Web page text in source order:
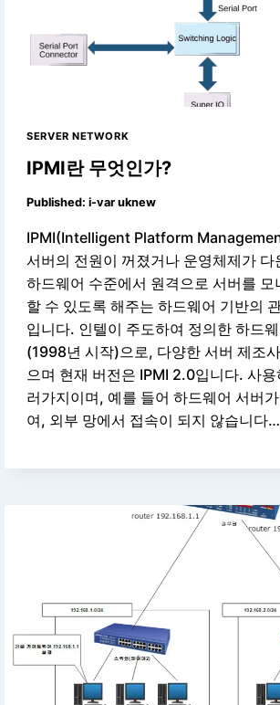
SERVER NETWORK
IPMI란 무엇인가?
Published: i-var uknew
IPMI(Intelligent Platform
서버의 전원이 꺼졌거나 운영체제가 다
하드웨어 수준에서 원격으로 서버를 모
할 수 있도록 해주는 하드웨어 기반의
입니다. 인텔이 주도하여 정의한 하드
(1998년 시작)으로, 다양한 서버 제조
으며 현재 버전은 IPMI 2.0입니다. 사
러가지이며, 예를 들어 하드웨어 서버
여, 외부 망에서 접속이 되지 않습니다